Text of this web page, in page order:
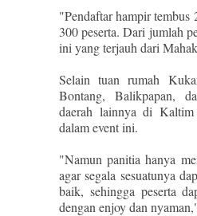
"Pendaftar hampir tembus
300 peserta. Dari jumlah
ini yang terjauh dari
Selain tuan rumah
Bontang, Balikpapan,
daerah lainnya di
dalam event ini.
"Namun panitia hanya
agar segala sesuatunya
baik, sehingga peserta
dengan enjoy dan